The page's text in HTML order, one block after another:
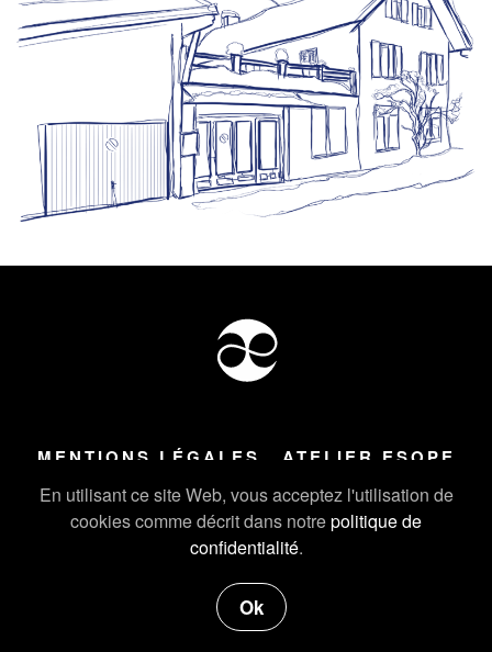
En utilisant ce site Web, vous acceptez l'utilisation de
cookies comme décrit dans notrepolitique de
confidentialité.
Ok
MENTIONS LÉGALES ATELIER ESOPE